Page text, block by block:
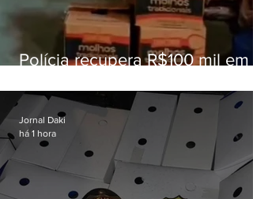
Polícia recupera R$100 mil em
Fluminense
Jornal Daki
há 1 hora